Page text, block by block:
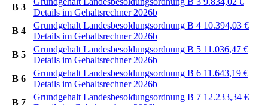
B 3
Details im Gehaltsrechner 2026b
B 4
Grundgehalt Landesbesoldungsordnung B 4 10.394,03 €
Details im Gehaltsrechner 2026b
B 5
Grundgehalt Landesbesoldungsordnung B 5 11.036,47 €
Details im Gehaltsrechner 2026b
B 6
Grundgehalt Landesbesoldungsordnung B 6 11.643,19 €
Details im Gehaltsrechner 2026b
B 7
Grundgehalt Landesbesoldungsordnung B 7 12.233,34 €